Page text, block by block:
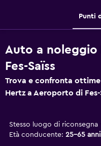
Punti
Auto a
Fes-Saïss
Trova e confronta
Hertz a Aeroporto di Fes-
Stesso luogo di riconsegna
Età conducente: 25-65 anni